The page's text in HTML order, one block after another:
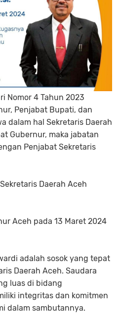
Nomor 4 Tahun 2023
Penjabat Bupati, dan
dalam hal Sekretaris Daerah
Gubernur, maka jabatan
Penjabat Sekretaris
Daerah Aceh
Aceh pada 13 Maret 2024
adalah sosok yang tepat
Daerah Aceh. Saudara
luas di bidang
integritas dan komitmen
dalam sambutannya.